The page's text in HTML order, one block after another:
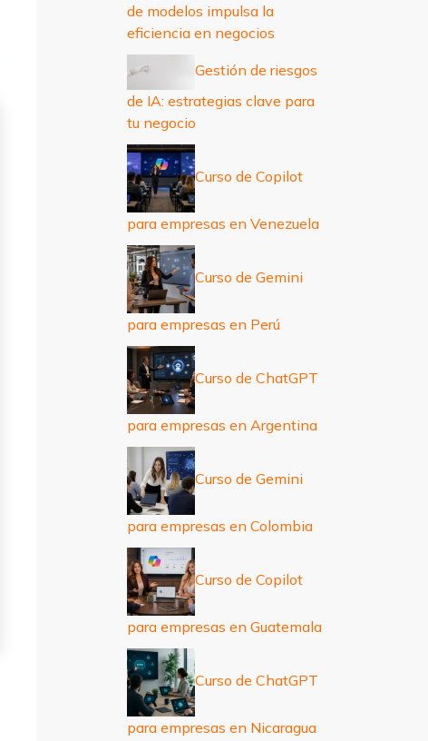
de modelos impulsa la
eficiencia en negocios
Gestión de riesgos
de IA: estrategias clave para
tu negocio
Curso de Copilot
para empresas en Venezuela
Curso de Gemini
para empresas en Perú
Curso de ChatGPT
para empresas en Argentina
Curso de Gemini
para empresas en Colombia
Curso de Copilot
para empresas en Guatemala
Curso de ChatGPT
para empresas en Nicaragua